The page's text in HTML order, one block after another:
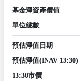
基金淨資產價值
單位總數
預估淨值日期
預估淨值(INAV 13:30)
13:30市價